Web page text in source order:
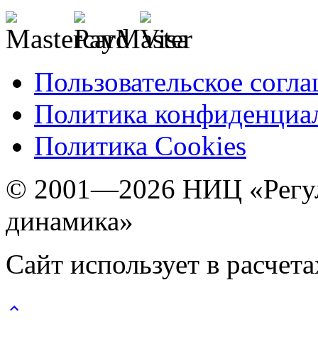
Пользовательское
Политика
Политика Cookies
© 2001—2026 НИЦ
динамика»
Сайт использует в